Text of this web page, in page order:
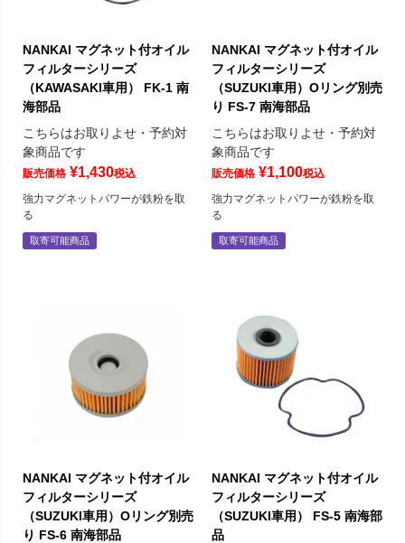
NANKAI マグネット付オイル
フィルターシリーズ
（KAWASAKI車用） FK-1 南
海部品
こちらはお取りよせ・予約対
象商品です
販売価格 ¥1,430税込
強力マグネットパワーが鉄粉を取
る
取寄可能商品
NANKAI マグネット付オイル
フィルターシリーズ
（SUZUKI車用）Oリング別売
り FS-7 南海部品
こちらはお取りよせ・予約対
象商品です
販売価格 ¥1,100税込
強力マグネットパワーが鉄粉を取
る
取寄可能商品
NANKAI マグネット付オイル
フィルターシリーズ
（SUZUKI車用）Oリング別売
り FS-6 南海部品
NANKAI マグネット付オイル
フィルターシリーズ
（SUZUKI車用） FS-5 南海部
品